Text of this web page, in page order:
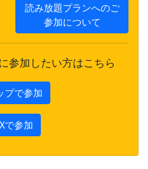
読み放題プランへのご
参加について
参加したい方はこちら
プで参加
で参加